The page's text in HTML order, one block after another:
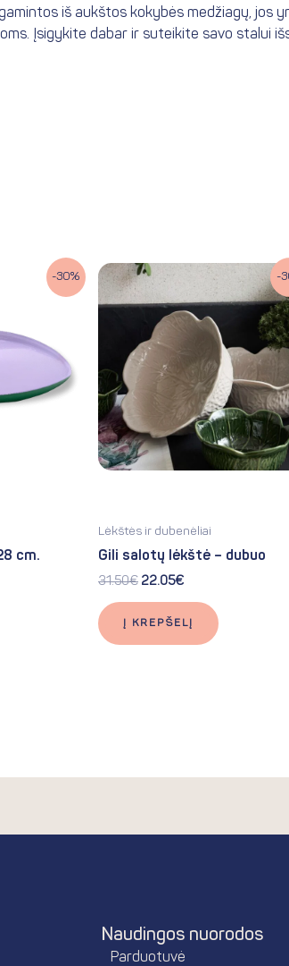
iš aukštos kokybės medžiagų, jos
Įsigykite dabar ir suteikite savo stalui
-30%
cm.
-
Lėkštės ir dubenėliai
Gili salotų lėkštė – dubuo
31.50€
Original
price
was:
31.50€.
22.05€
Current
is:
22.05€.
Į KREPŠELĮ
Naudingos nuorodos
Parduotuvė